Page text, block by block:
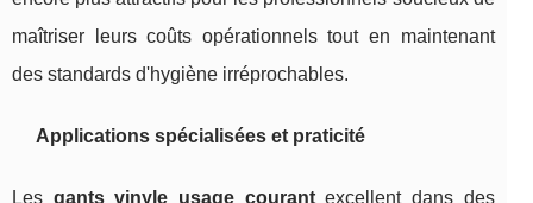
maîtriser leurs coûts opérationnels tout en maintenant
des standards d'hygiène irréprochables.
Applications spécialisées et praticité
Les gants vinyle usage courantexcellent dans des